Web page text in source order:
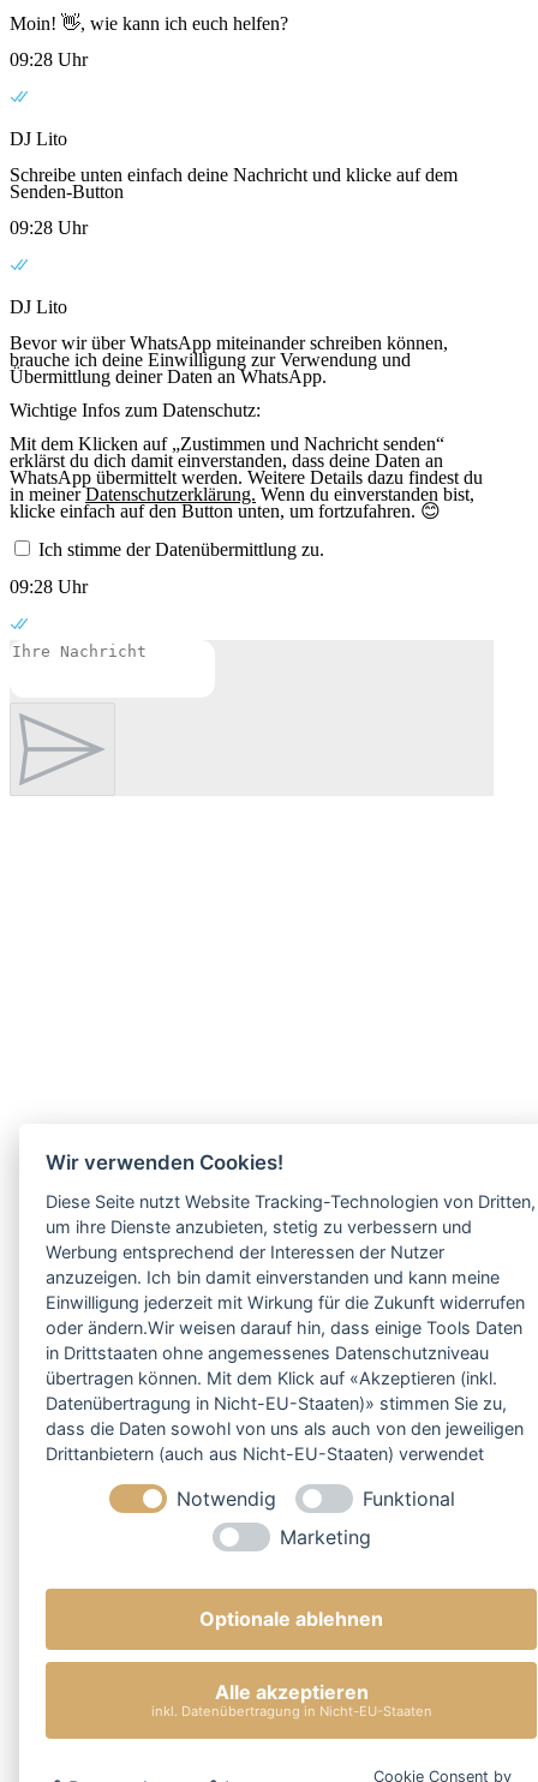
Wir verwenden Cookies!
Diese Seite nutzt Website Tracking-Technologien von Dritten,
um ihre Dienste anzubieten, stetig zu verbessern und
Werbung entsprechend der Interessen der Nutzer
anzuzeigen. Ich bin damit einverstanden und kann meine
Einwilligung jederzeit mit Wirkung für die Zukunft widerrufen
oder ändern.Wir weisen darauf hin, dass einige Tools Daten
in Drittstaaten ohne angemessenes Datenschutzniveau
übertragen können. Mit dem Klick auf «Akzeptieren (inkl.
Datenübertragung in Nicht-EU-Staaten)» stimmen Sie zu,
dass die Daten sowohl von uns als auch von den jeweiligen
Drittanbietern (auch aus Nicht-EU-Staaten) verwendet
selbstverständlich jederzeit ändern.
Notwendig
Funktional
Marketing
Optionale ablehnen
Alle akzeptieren
inkl. Datenübertragung in Nicht-EU-Staaten
Cookie Consent by
Moin! 👋, wie kann ich euch helfen?
09:28 Uhr
DJ Lito
Schreibe unten einfach deine Nachricht und klicke auf dem
Senden-Button
09:28 Uhr
DJ Lito
Bevor wir über WhatsApp miteinander schreiben können,
brauche ich deine Einwilligung zur Verwendung und
Übermittlung deiner Daten an WhatsApp.
Wichtige Infos zum Datenschutz:
Mit dem Klicken auf „Zustimmen und Nachricht senden“
erklärst du dich damit einverstanden, dass deine Daten an
WhatsApp übermittelt werden. Weitere Details dazu findest du
in meinerDatenschutzerklärung. Wenn du einverstanden bist,
klicke einfach auf den Button unten, um fortzufahren. 😊
Ich stimme der Datenübermittlung zu.
09:28 Uhr